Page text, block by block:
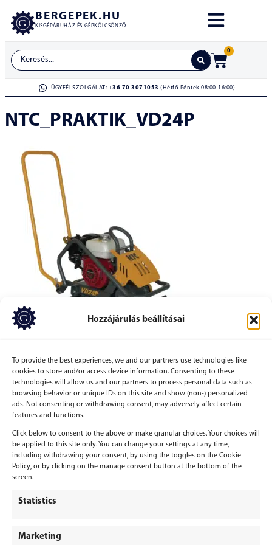
Hozzájárulás beállításai
To provide the best experiences, we and our partners use technologies like
cookies to store and/or access device information. Consenting to these
technologies will allow us and our partners to process personal data such as
browsing behavior or unique IDs on this site and show (non-) personalized
ads. Not consenting or withdrawing consent, may adversely affect certain
features and functions.
Click below to consent to the above or make granular choices. Your choices will
be applied to this site only. You can change your settings at any time,
including withdrawing your consent, by using the toggles on the Cookie
Policy, or by clicking on the manage consent button at the bottom of the
screen.
Statistics
Marketing
BERGEPEK.HU
KISGÉPÁRUHÁZ ÉS GÉPKÖLCSÖNZŐ
0
ÜGYFÉLSZOLGÁLAT: +36 70 3071053 (Hétfő-Péntek 08:00-16:00)
NTC_PRAKTIK_VD24P
Hozzászólás küldéséhezbe kell jelentkezni.
BERGEPEK.HU
KISGÉPÁRUHÁZ ÉS GÉPKÖLCSÖNZŐ